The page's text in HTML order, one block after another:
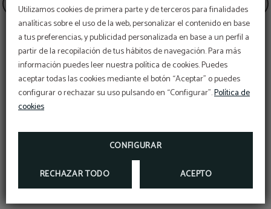
Utilizamos cookies de primera parte y de terceros para finalidades
analíticas sobre el uso de la web, personalizar el contenido en base
a tus preferencias, y publicidad personalizada en base a un perfil a
partir de la recopilación de tus hábitos de navegación. Para más
información puedes leer nuestra política de cookies. Puedes
aceptar todas las cookies mediante el botón “Aceptar” o puedes
configurar o rechazar su uso pulsando en “Configurar”.Política de
cookies
CONFIGURAR
RECHAZAR TODO ACEPTO
No reembolsable
¡Suscríbete a nuestra
newsletter!
¡EBOOK EXCLUSIVO PARA TI!